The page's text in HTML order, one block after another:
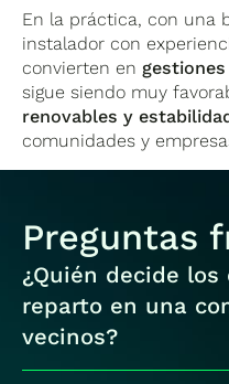
En la práctica, con una
instalador con
convierten en
sigue siendo muy
renovables y
comunidades y
Preguntas
¿Quién decide
reparto en una
vecinos?